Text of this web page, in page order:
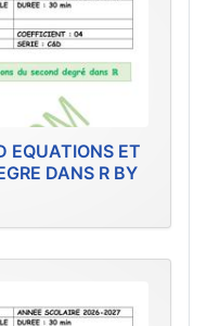
EQUATIONS ET
DANS R BY